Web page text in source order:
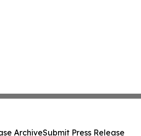
ArchiveSubmit Press Release